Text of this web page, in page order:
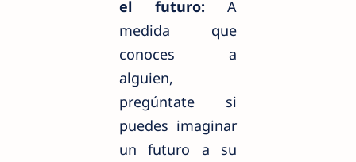
el futuro: A
medida que
conoces a
alguien,
pregúntate si
puedes imaginar
un futuro a su